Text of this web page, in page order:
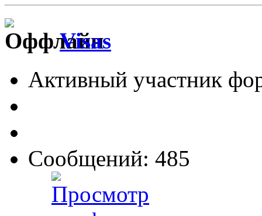
Visas
Активный участник
Сообщений: 485